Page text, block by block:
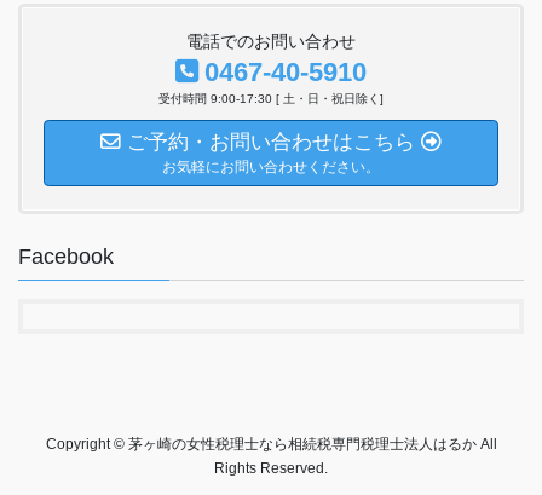
電話でのお問い合わせ
0467-40-5910
受付時間 9:00-17:30 [ 土・日・祝日除く]
ご予約・お問い合わせはこちら
お気軽にお問い合わせください。
Facebook
Copyright © 茅ヶ崎の女性税理士なら相続税専門税理士法人はるか All
Rights Reserved.